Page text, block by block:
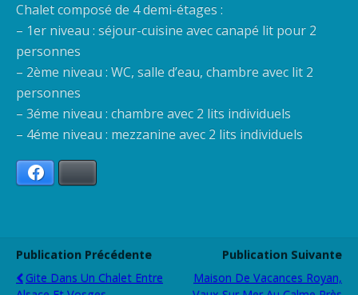
Chalet composé de 4 demi-étages :
– 1er niveau : séjour-cuisine avec canapé lit pour 2
personnes
– 2ème niveau : WC, salle d’eau, chambre avec lit 2
personnes
– 3éme niveau : chambre avec 2 lits individuels
– 4éme niveau : mezzanine avec 2 lits individuels
Publication Précédente
Gite Dans Un Chalet Entre
Publication Suivante
Maison De Vacances Royan,